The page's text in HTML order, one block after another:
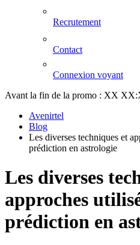
Recrutement
Contact
Connexion voyant
Avant la fin de la promo : XX
Avenirtel
Blog
Les diverses techniques et
prédiction en astrologie
Les diverses
approches
prédiction en